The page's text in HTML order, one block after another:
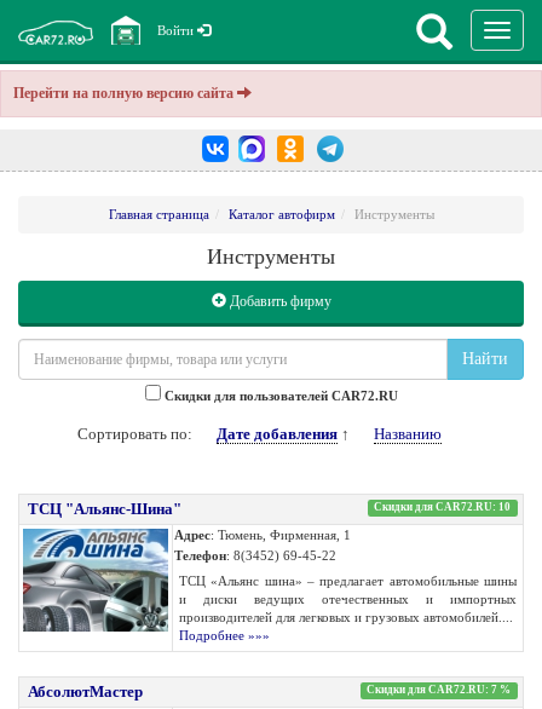
Перейти на полную версию сайта
Войти
Главная страница Каталог автофирм Инструменты
Инструменты
Добавить фирму
Найти
Cкидки для пользователей CAR72.RU
Сортировать по: Дате добавления↑ Названию
ТСЦ "Альянс-Шина" Скидки для CAR72.RU: 10
Адрес: Тюмень, Фирменная, 1
Телефон: 8(3452) 69-45-22
ТСЦ «Альянс шина» – предлагает автомобильные шины
и диски ведущих отечественных и импортных
производителей для легковых и грузовых автомобилей....
Подробнее »»»
АбсолютМастер Скидки для CAR72.RU: 7 %